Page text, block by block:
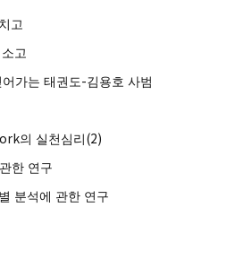
고
고
가는 태권도-김용호 사범
의 실천심리 (2)
한 연구
분석에 관한 연구